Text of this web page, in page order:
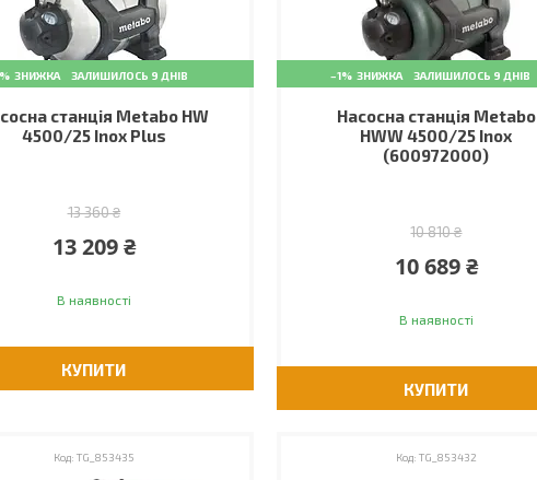
ЗАЛИШИЛОСЬ 9 ДНІВ
станція Metabo HW
4500/25 Inox Plus
13 360 ₴
13 209 ₴
В наявності
КУПИТИ
–1% ЗАЛИШИЛОСЬ 9 ДНІВ
Насосна станція Metabo
HWW 4500/25 Inox
(600972000)
10 810 ₴
10 689 ₴
В наявності
КУПИТИ
TG_853435 TG_853432